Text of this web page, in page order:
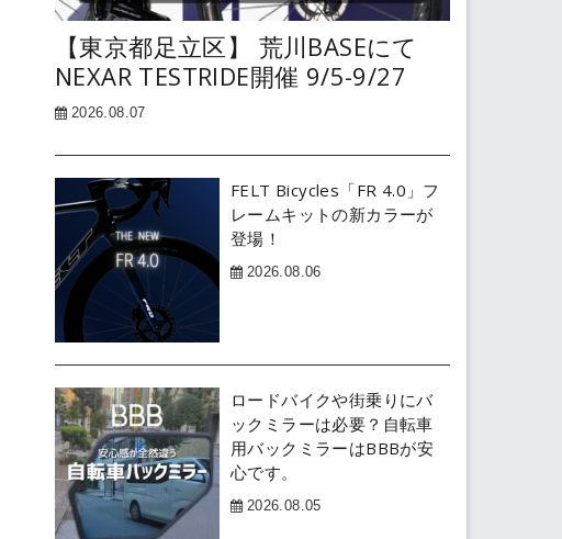
【東京都足立区】 荒川BASEにて
NEXAR TESTRIDE開催 9/5-9/27
2026.08.07
FELT Bicycles「FR 4.0」フ
レームキットの新カラーが
登場！
2026.08.06
ロードバイクや街乗りにバ
ックミラーは必要？自転車
用バックミラーはBBBが安
心です。
2026.08.05